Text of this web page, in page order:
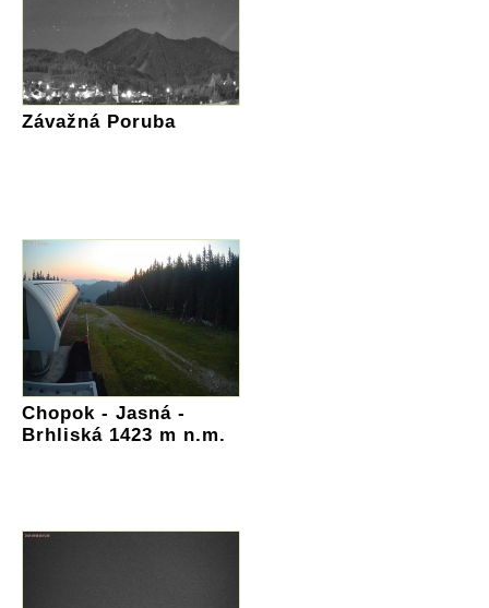
Závažná Poruba
Chopok - Jasná -
Brhliská 1423 m n.m.